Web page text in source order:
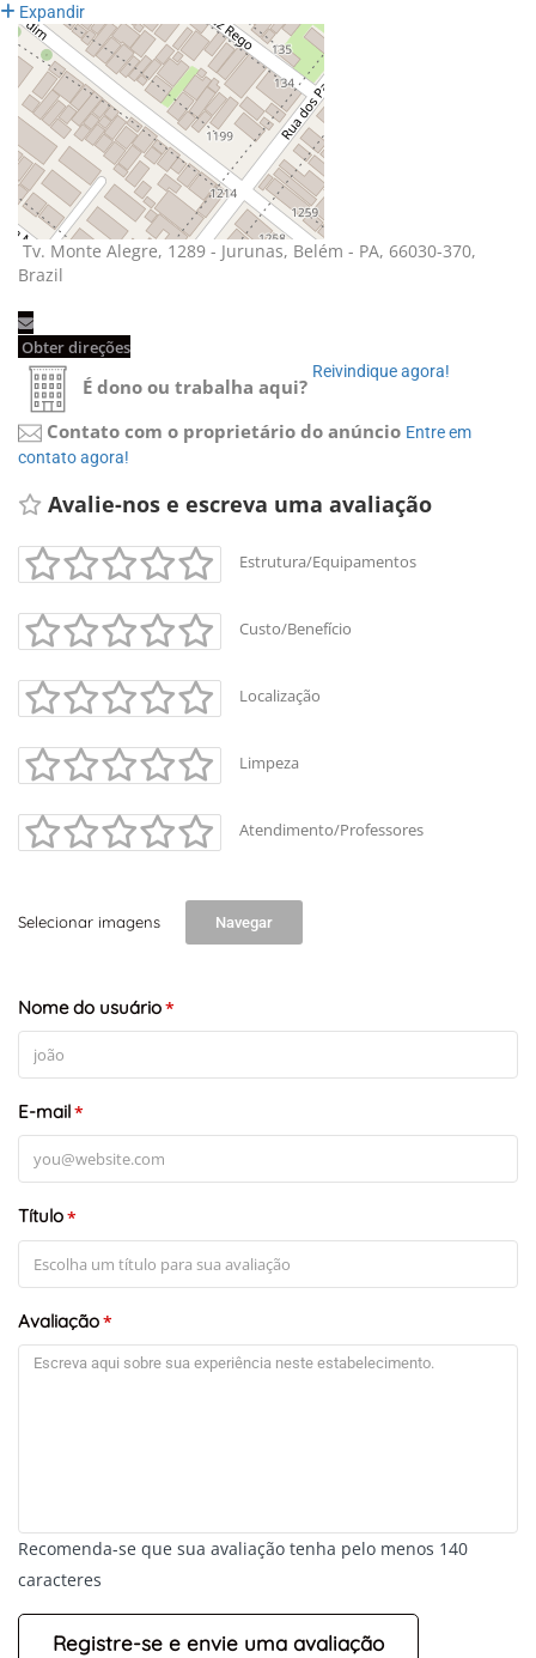
Expandir
Tv. Monte Alegre, 1289 - Jurunas, Belém - PA, 66030-370,
Brazil
Obter direções
É dono ou trabalha aqui?
Reivindique agora!
Contato com o proprietário do anúncio Entre em
contato agora!
Avalie-nos e escreva uma avaliação
Estrutura/Equipamentos
Custo/Benefício
Localização
Limpeza
Atendimento/Professores
Selecionar imagens Navegar
Nome do usuário*
E-mail*
Título*
Avaliação*
Recomenda-se que sua avaliação tenha pelo menos 140
caracteres